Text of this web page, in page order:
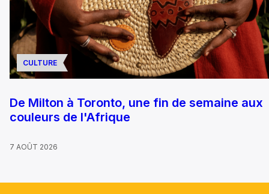
CULTURE
De Milton à Toronto, une fin de semaine aux
couleurs de l'Afrique
7 AOÛT 2026